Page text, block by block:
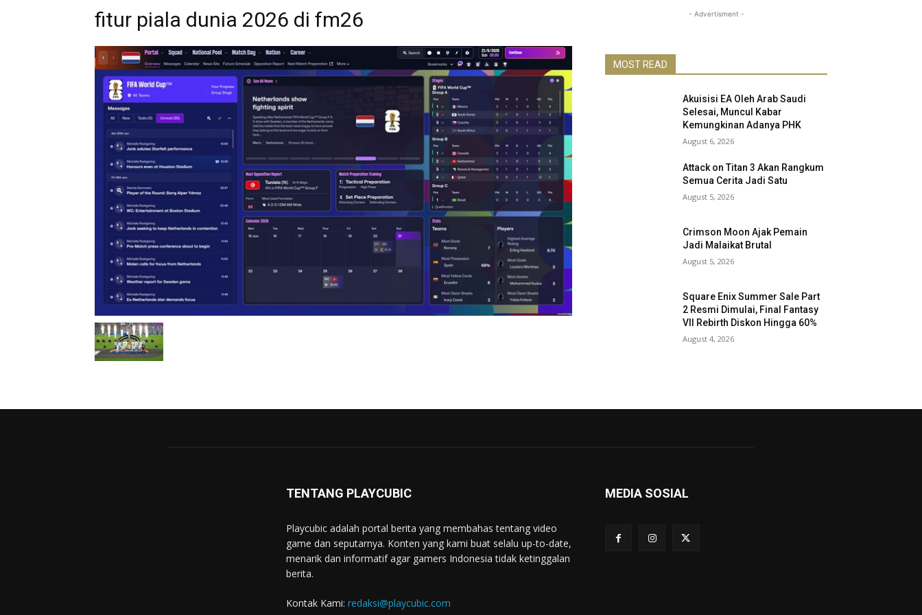
fitur piala dunia 2026 di fm26 - Advertisment -
MOST READ
Akuisisi EA Oleh Arab Saudi
Selesai, Muncul Kabar
Kemungkinan Adanya PHK
August 6, 2026
Attack on Titan 3 Akan Rangkum
Semua Cerita Jadi Satu
August 5, 2026
Crimson Moon Ajak Pemain
Jadi Malaikat Brutal
August 5, 2026
Square Enix Summer Sale Part
2 Resmi Dimulai, Final Fantasy
VII Rebirth Diskon Hingga 60%
August 4, 2026
TENTANG PLAYCUBIC
Playcubic adalah portal berita yang membahas tentang video
game dan seputarnya. Konten yang kami buat selalu up-to-date,
menarik dan informatif agar gamers Indonesia tidak ketinggalan
berita.
Kontak Kami: redaksi@playcubic.com
MEDIA SOSIAL